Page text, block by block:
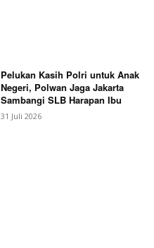
Pelukan Kasih Polri untuk Anak
Negeri, Polwan Jaga Jakarta
Sambangi SLB Harapan Ibu
31 Juli 2026